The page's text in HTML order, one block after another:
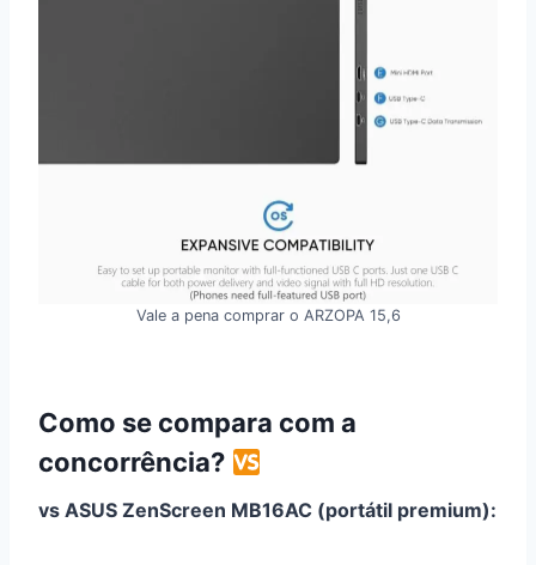
Vale a pena comprar o ARZOPA 15,6
Como se compara com a
concorrência?
vs ASUS ZenScreen MB16AC (portátil premium):